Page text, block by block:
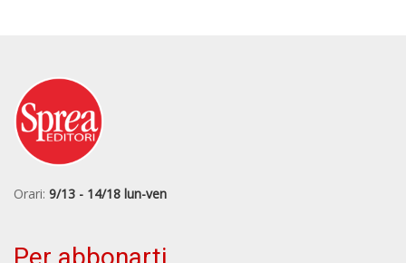
Orari: 9/13 - 14/18 lun-ven